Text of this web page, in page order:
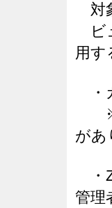
対
ビ
用す
・
※
があ
・
管理